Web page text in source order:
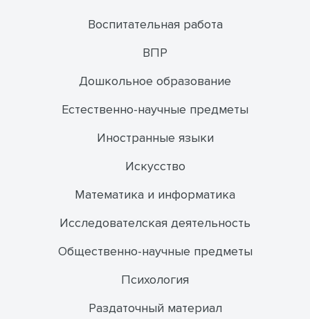
Воспитательная работа
ВПР
Дошкольное образование
Естественно-научные предметы
Иностранные языки
Искусство
Математика и информатика
Исследователская деятельность
Общественно-научные предметы
Психология
Раздаточный материал